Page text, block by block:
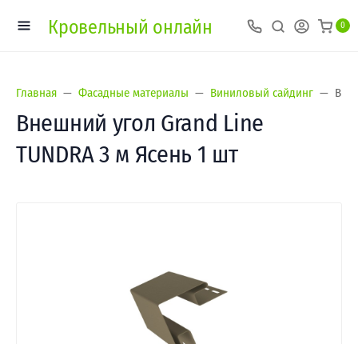
Кровельный онлайн 0
Главная Фасадные материалы Виниловый сайдинг
Внешний угол Grand Line
TUNDRA 3 м Ясень 1 шт